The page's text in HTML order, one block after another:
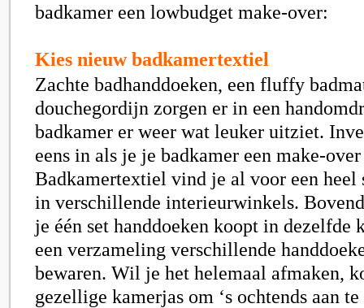
badkamer een lowbudget make-over:
Kies nieuw badkamertextiel
Zachte badhanddoeken, een fluffy
douchegordijn zorgen er in een
badkamer er weer wat leuker uitziet.
eens in als je je badkamer een make-
Badkamertextiel vind je al voor een
in verschillende interieurwinkels.
je één set handdoeken koopt in dezelfde
een verzameling verschillende
bewaren. Wil je het helemaal afmaken,
gezellige kamerjas om ‘s ochtends aan